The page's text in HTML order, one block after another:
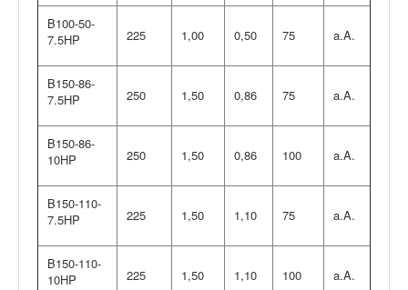
B100-50-
7.5HP
225 1,00 0,50 75 a.A.
B150-86-
7.5HP
250 1,50 0,86 75 a.A.
B150-86-
10HP
250 1,50 0,86 100 a.A.
B150-110-
7.5HP
225 1,50 1,10 75 a.A.
B150-110-
10HP
225 1,50 1,10 100 a.A.